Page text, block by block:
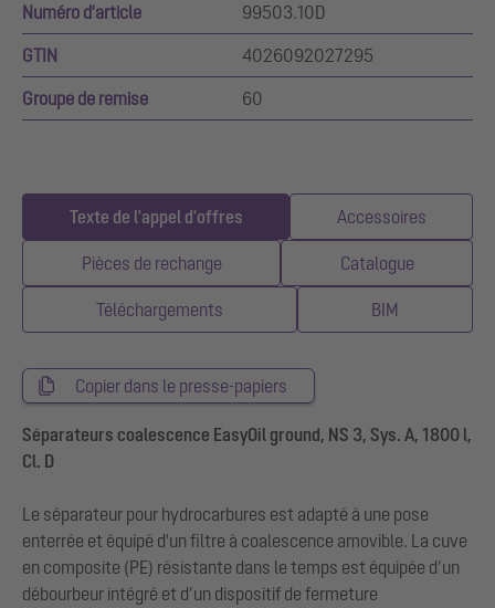
Numéro d'article 99503.10D
GTIN 4026092027295
Groupe de remise 60
Texte de l'appel d'offres Accessoires
Pièces de rechange Catalogue
Téléchargements BIM
Copier dans le presse-papiers
Séparateurs coalescence EasyOil ground, NS 3, Sys. A, 1800 l,
Cl. D
Le séparateur pour hydrocarbures est adapté à une pose
enterrée et équipé d'un filtre à coalescence amovible. La cuve
en composite (PE) résistante dans le temps est équipée d’un
débourbeur intégré et d’un dispositif de fermeture